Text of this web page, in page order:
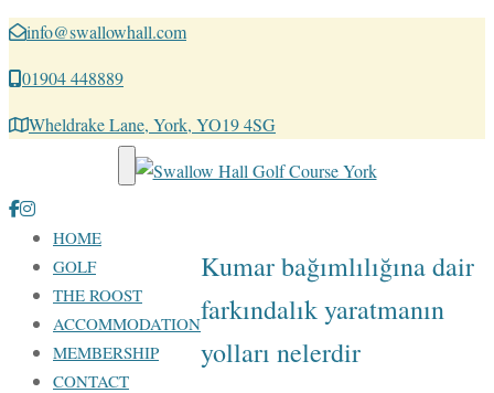
info@swallowhall.com
01904 448889
Wheldrake Lane, York, YO19 4SG
Toggle navigation
HOME
GOLF
THE ROOST
ACCOMMODATION
MEMBERSHIP
CONTACT
Kumar bağımlılığına dair
farkındalık yaratmanın
yolları nelerdir